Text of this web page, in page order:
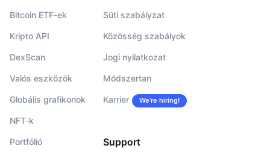
Bitcoin ETF-ek
Kripto API
DexScan
Valós eszközök
Globális grafikonok
NFT-k
Portfólió
Süti szabályzat
Közösség szabályok
Jogi nyilatkozat
Módszertan
Karrier We’re hiring!
Support